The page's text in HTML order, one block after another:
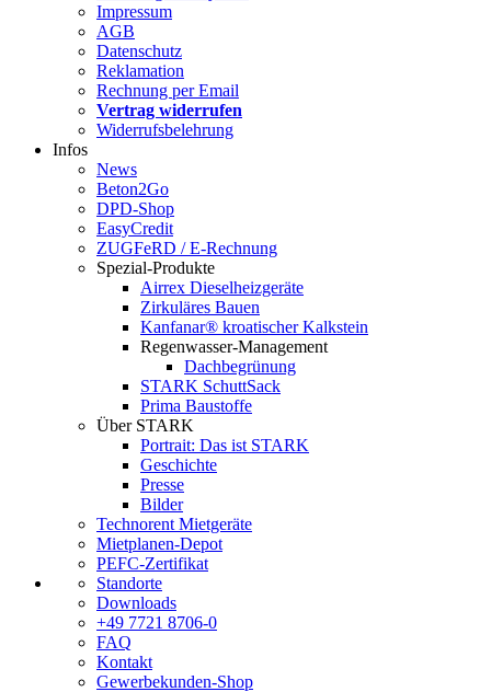
Impressum
AGB
Datenschutz
Reklamation
Rechnung per Email
Vertrag widerrufen
Widerrufsbelehrung
Infos
News
Beton2Go
DPD-Shop
EasyCredit
ZUGFeRD / E-Rechnung
Spezial-Produkte
Airrex Dieselheizgeräte
Zirkuläres Bauen
Kanfanar® kroatischer Kalkstein
Regenwasser-Management
Dachbegrünung
STARK SchuttSack
Prima Baustoffe
Über STARK
Portrait: Das ist STARK
Geschichte
Presse
Bilder
Technorent Mietgeräte
Mietplanen-Depot
PEFC-Zertifikat
Standorte
Downloads
+49 7721 8706-0
FAQ
Kontakt
Gewerbekunden-Shop